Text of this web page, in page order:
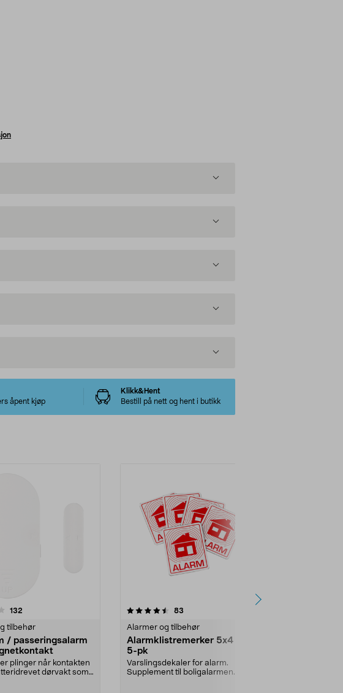
åpent kjøp
Klikk&Hent
Bestill på nett og hent i butikk
132
tilbehør
/ passeringsalarm
plinger når kontakten
dørvakt som
4.5 av 5 stjerner 83
Alarmer og tilbehør
Alarmklistremerker 5x4 cm,
5-pk
Varslingsdekaler for alarm.
Supplement til boligalarmen.
4.0 av 5 stjerner